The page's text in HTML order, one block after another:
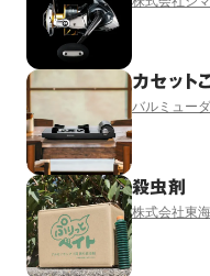
カセット
バルミュー
殺虫剤
株式会社東